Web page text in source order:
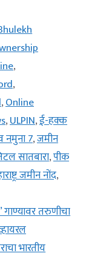
,
,
,Online
,ULPIN,ई-हक्क
नमुना 7,जमीन
सातबारा,पीक
जमीन नोंद,
तरुणीचा
भारतीय